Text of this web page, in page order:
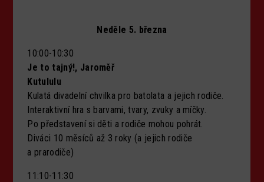
Neděle 5. března
10:00-10:30
Je to tajný!, Jaroměř
Kutululu
Kulatá divadelní chvilka pro batolata a jejich rodiče.
Interaktivní hra s barvami, tvary, zvuky a míčky.
Po představení si děti a rodiče mohou pohrát.
Diváci 10 měsíců až 3 roky (a jejich rodiče
a prarodiče)
11:10-11:30